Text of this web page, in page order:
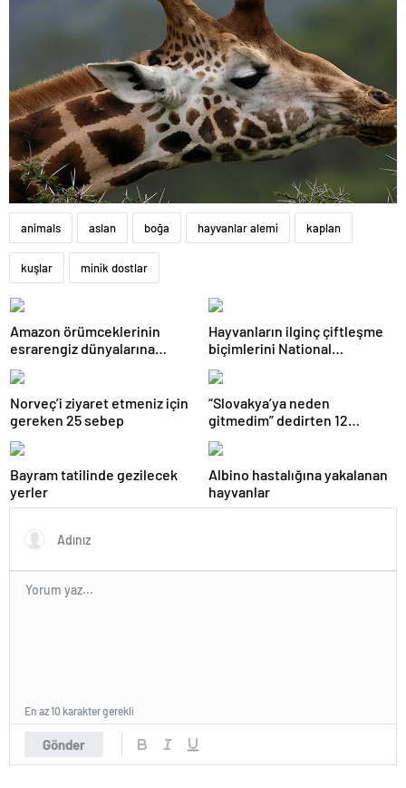
animals aslan boğa hayvanlar alemi kaplan
kuşlar minik dostlar
Amazon örümceklerinin
esrarengiz dünyalarına
Hayvanların ilginç çiftleşme
biçimlerini National
Norveç’i ziyaret etmeniz için
gereken 25 sebep
“Slovakya’ya neden
gitmedim” dedirten 12
Bayram tatilinde gezilecek
yerler
Albino hastalığına yakalanan
hayvanlar
Gönder
En az 10 karakter gerekli